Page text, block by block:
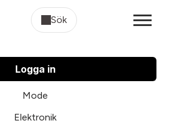
Sök
Logga in
Mode
Elektronik